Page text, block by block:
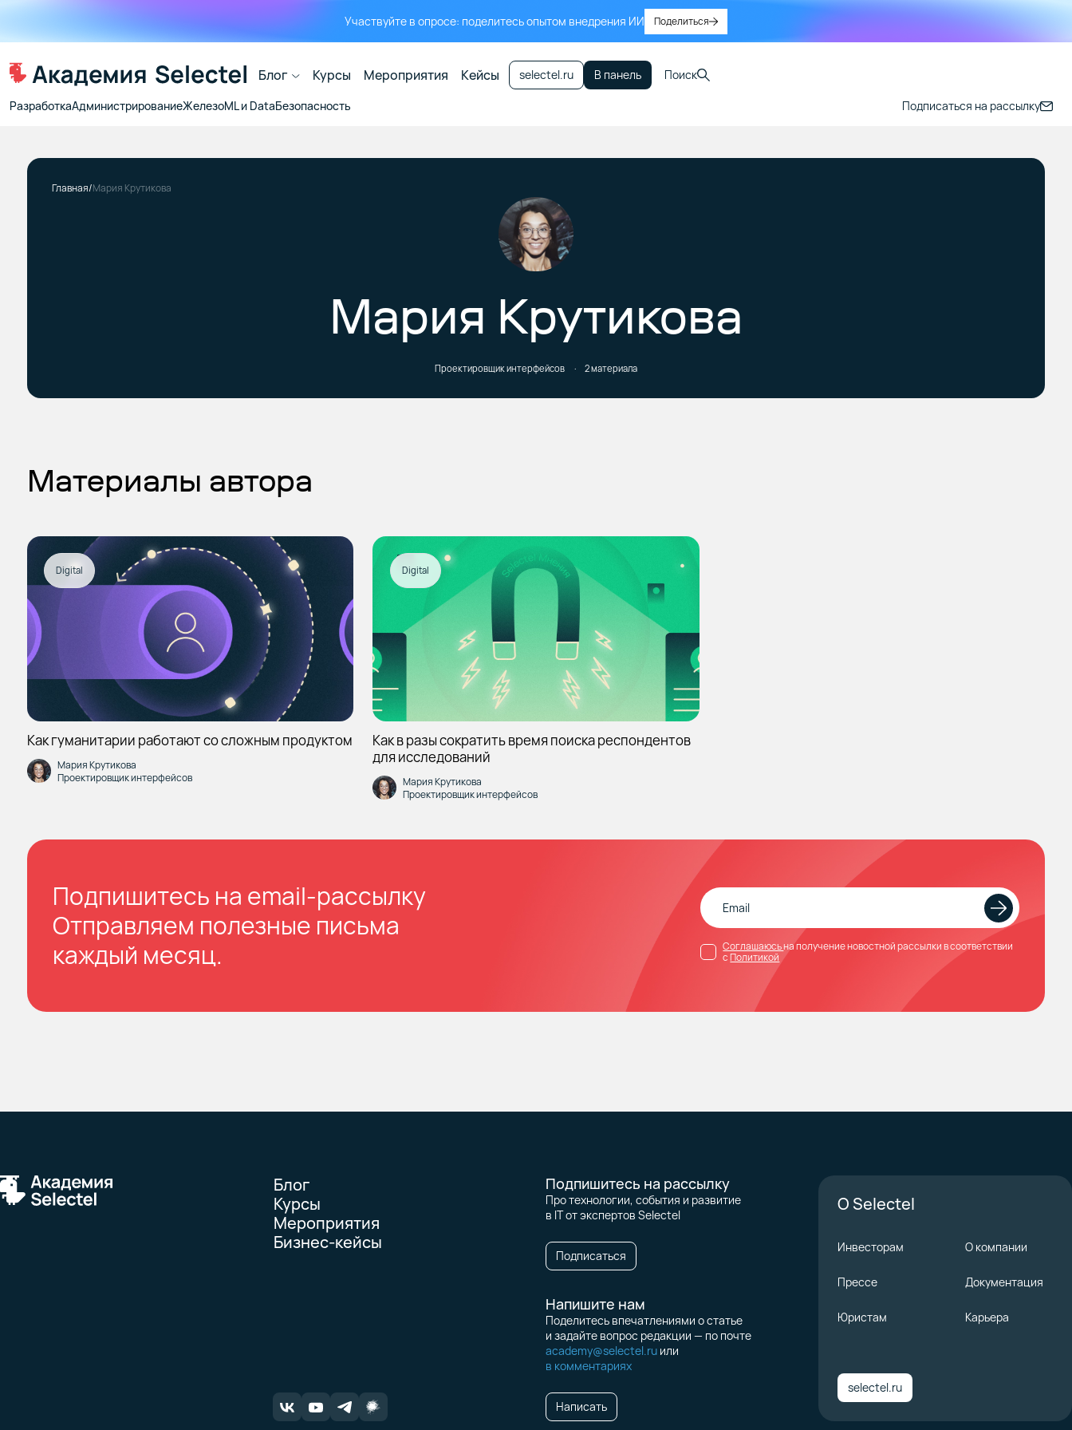
Участвуйте в опросе: поделитесь опытом внедрения ИИ Поделиться
Блог Курсы Мероприятия Кейсы selectel.ru В панель Поиск
РазработкаАдминистрированиеЖелезоML и DataБезопасность Подписаться на рассылку
Главная Мария Крутикова
Мария Крутикова
Проектировщик интерфейсов 2 материала
Материалы автора
Digital
Как гуманитарии работают со сложным продуктом
Мария Крутикова
Проектировщик интерфейсов
Digital
Как в разы сократить время поиска респондентов
для исследований
Мария Крутикова
Проектировщик интерфейсов
Подпишитесь на email-рассылку
Отправляем полезные письма
каждый месяц.
Соглашаюсьна получение новостной рассылки в соответствии
сПолитикой
Блог
Курсы
Мероприятия
Бизнес-кейсы
Подпишитесь на рассылку
Про технологии, события и развитие
в IT от экспертов Selectel
Подписаться
Напишите нам
Поделитесь впечатлениями о статье
и задайте вопрос редакции — по почте
academy@selectel.ru или
в комментариях
Написать
О Selectel
Инвесторам О компании
Прессе Документация
Юристам Карьера
selectel.ru